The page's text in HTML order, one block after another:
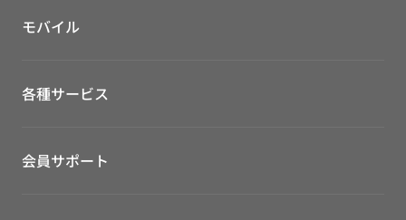
モバイル
各種サービス
会員サポート